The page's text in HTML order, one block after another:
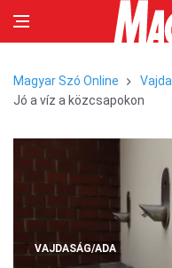
Magyar Szó Online
Jó a víz a közcsapokon
VAJDASÁG/ADA